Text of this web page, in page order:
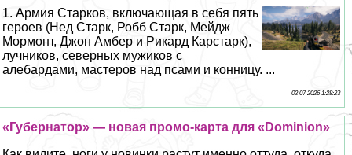
1. Армия Старков, включающая в себя пять
героев (Нед Старк, Робб Старк, Мейдж
Мормонт, Джон Амбер и Рикард Карстарк),
лучников, северных мужиков с
алебардами, мастеров над псами и конницу. ...
02 07 2026 1:28:23
«Губернатор» — новая промо-карта для «Dominion»